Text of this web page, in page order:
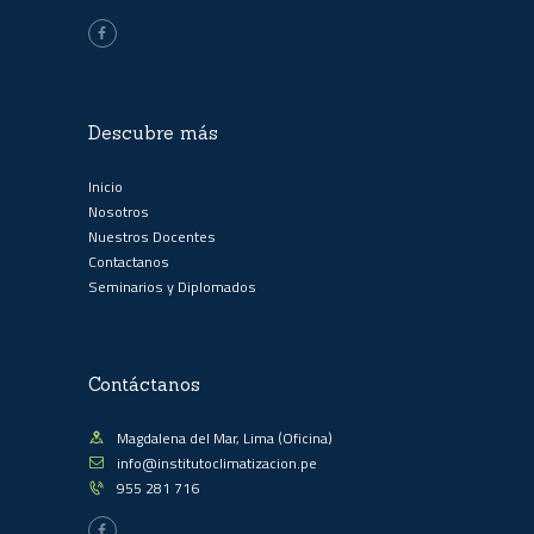
Descubre más
Inicio
Nosotros
Nuestros Docentes
Contactanos
Seminarios y Diplomados
Contáctanos
Magdalena del Mar, Lima (Oficina)
info@institutoclimatizacion.pe
955 281 716